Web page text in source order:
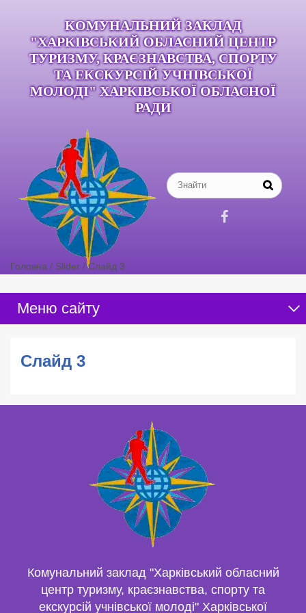
КОМУНАЛЬНИЙ ЗАКЛАД
"ХАРКІВСЬКИЙ ОБЛАСНИЙ ЦЕНТР
ТУРИЗМУ, КРАЄЗНАВСТВА, СПОРТУ
ТА ЕКСКУРСІЙ УЧНІВСЬКОЇ
МОЛОДІ" ХАРКІВСЬКОЇ ОБЛАСНОЇ
РАДИ

Головна / Slider /Слайд 3
Меню сайту
Слайд 3
Комунальний заклад "Харківський обласний
центр туризму, краєзнавства, спорту та
екскурсій учнівської молоді" Харківської